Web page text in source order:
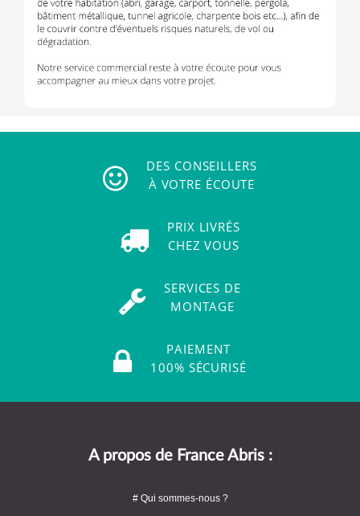
DES CONSEILLERS
À VOTRE ÉCOUTE
PRIX LIVRÉS
CHEZ VOUS
SERVICES DE
MONTAGE
PAIEMENT
100% SÉCURISÉ
A propos de France Abris :
# Qui sommes-nous ?